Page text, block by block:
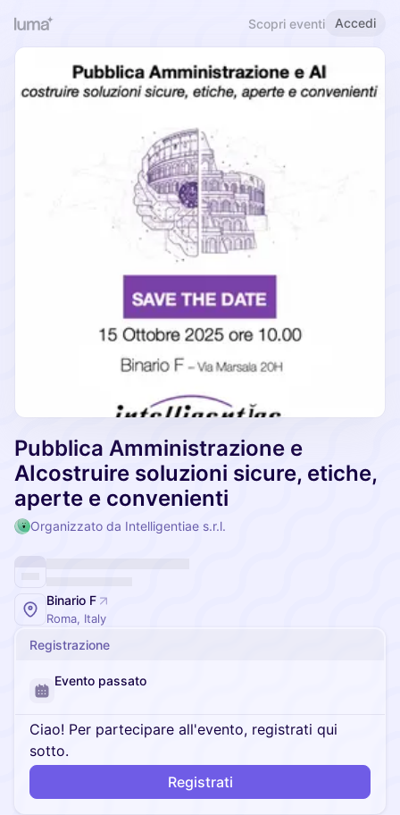
Scopri eventi Accedi
Pubblica Amministrazione e
AIcostruire soluzioni sicure, etiche,
aperte e convenienti
Organizzato da Intelligentiae s.r.l.
Binario F
Roma, Italy
Registrazione
Evento passato
Ciao! Per partecipare all'evento, registrati qui
sotto.
Registrati